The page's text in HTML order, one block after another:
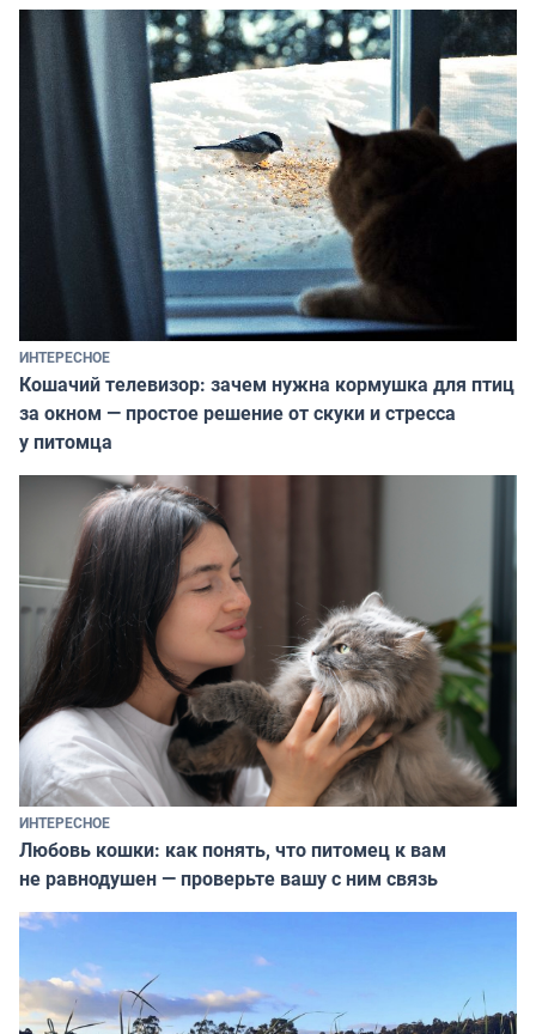
ИНТЕРЕСНОЕ
Кошачий телевизор: зачем нужна кормушка для птиц
за окном — простое решение от скуки и стресса
у питомца
ИНТЕРЕСНОЕ
Любовь кошки: как понять, что питомец к вам
не равнодушен — проверьте вашу с ним связь